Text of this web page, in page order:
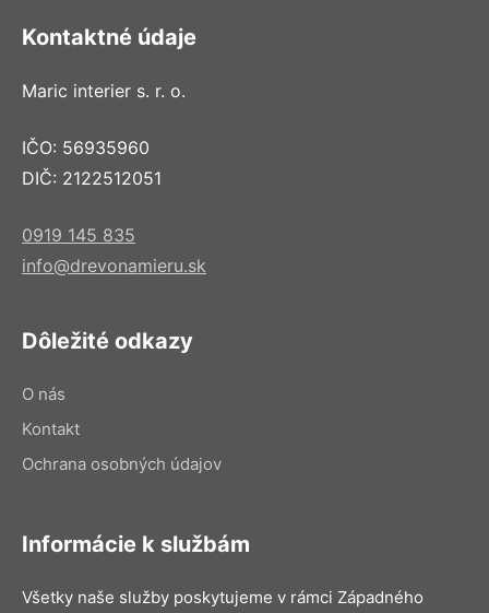
Kontaktné údaje
Maric interier s. r. o.
IČO: 56935960
DIČ: 2122512051
0919 145 835
info@drevonamieru.sk
Dôležité odkazy
O nás
Kontakt
Ochrana osobných údajov
Informácie k službám
Všetky naše služby poskytujeme v rámci Západného